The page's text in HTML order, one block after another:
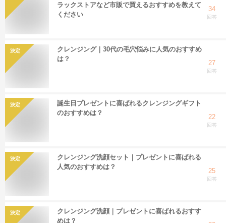
ラックストアなど市販で買えるおすすめを教えて
ください
34
回答
決定
クレンジング｜30代の毛穴悩みに人気のおすすめ
は？
27
回答
決定
誕生日プレゼントに喜ばれるクレンジングギフト
のおすすめは？
22
回答
決定
クレンジング洗顔セット｜プレゼントに喜ばれる
人気のおすすめは？
25
回答
決定
クレンジング洗顔｜プレゼントに喜ばれるおすす
めは？